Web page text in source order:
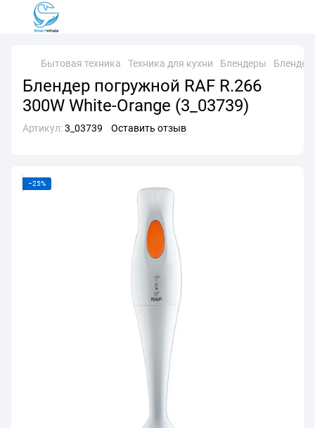
Бытовая техника Техника для кухни Блендеры
Блендер погружной RAF R.266
300W White-Orange (3_03739)
Артикул:3_03739 Оставить отзыв
−25%